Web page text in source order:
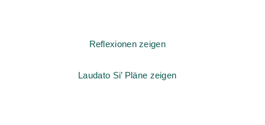
Reflexionen zeigen
Laudato Si’ Pläne zeigen